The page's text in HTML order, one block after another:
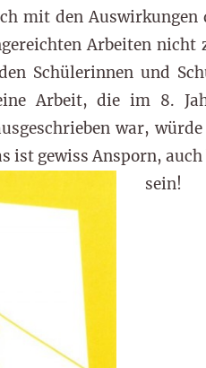
mit den Auswirkungen
Arbeiten
Schülerinnen und
Arbeit, die im 8.
war,
gewiss Ansporn,
sein!